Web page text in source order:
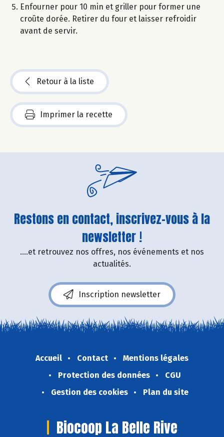
Enfourner pour 10 min et griller pour former une
croûte dorée. Retirer du four et laisser refroidir
avant de servir.
Retour à la liste
Imprimer la recette
Restons en contact, inscrivez-vous à la
newsletter !
....et retrouvez nos offres, nos événements et nos
actualités.
Inscription newsletter
Accueil Contact
Mentions légales
Protection des données
CGU
Gestion des cookies
Plan du site
Biocoop La Belle Rive